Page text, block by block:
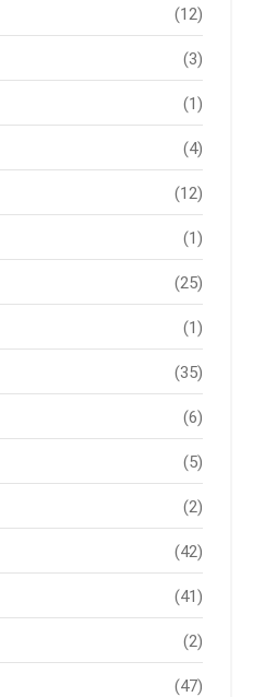
(12)
(3)
(1)
(4)
(12)
(1)
(25)
(1)
(35)
(6)
(5)
(2)
(42)
(41)
(2)
(47)